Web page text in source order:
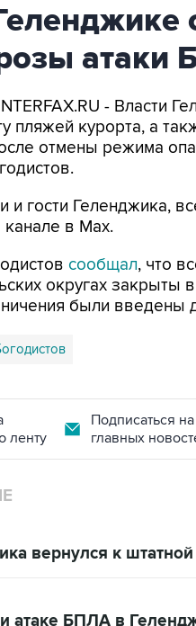
атаки
- Власти
пляжей курорта, а
отмены режима
гости Геленджика,
в Max.
сообщал, что
округах закрыты
были введены
ленту
Подписаться
главных
вернулся к штатной
атаке БПЛА в